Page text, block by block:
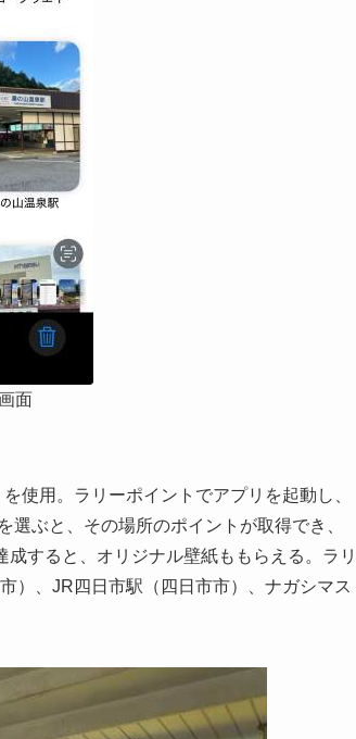
面
使用。ラリーポイントでアプリを起動し、
選ぶと、その場所のポイントが取得でき、
すると、オリジナル壁紙ももらえる。ラリ
）、JR四日市駅（四日市市）、ナガシマス